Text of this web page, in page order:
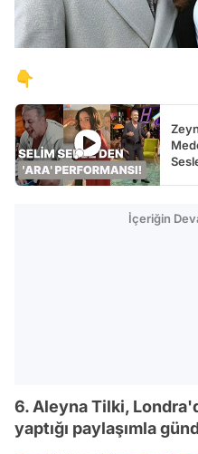
👇
İçeriğin
6. Aleyna Tilki,
yaptığı paylaşımla